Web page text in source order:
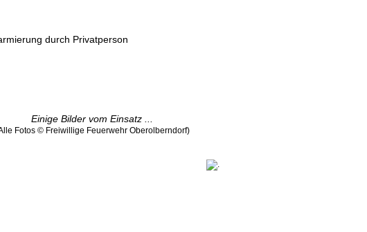
durch Privatperson
Einige Bilder vom Einsatz ...
Fotos © Freiwillige Feuerwehr Oberolberndorf)